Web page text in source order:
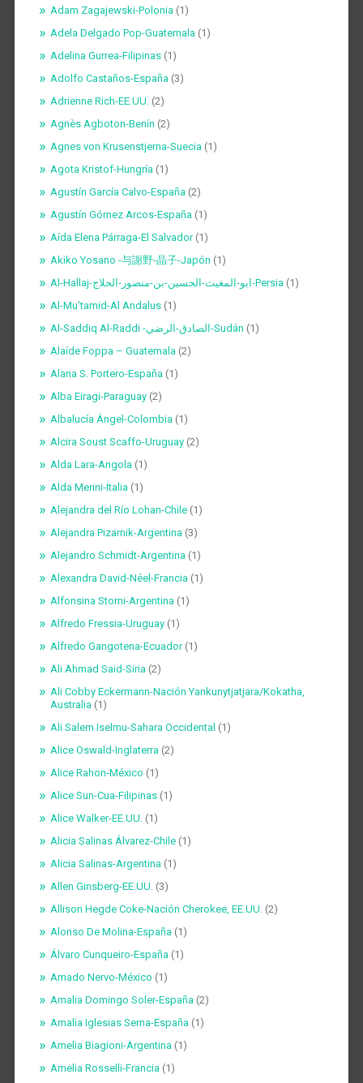
Adam Zagajewski-Polonia(1)
Adela Delgado Pop-Guatemala(1)
Adelina Gurrea-Filipinas(1)
Adolfo Castaños-España(3)
Adrienne Rich-EE.UU.(2)
Agnès Agboton-Benín (2)
Agnes von Krusenstjerna-Suecia(1)
Agota Kristof-Hungría(1)
Agustín García Calvo-España(2)
Agustín Gómez Arcos-España(1)
Aída Elena Párraga-El Salvador(1)
Akiko Yosano -与謝野-晶子-Japón (1)
Al-Hallaj-ابو-المغيث-الحسين-بن-منصور-الحلاج-Persia(1)
Al-Mu’tamid-Al Andalus(1)
Al-Saddiq Al-Raddi -الصادق-الرضي-Sudán (1)
Alaíde Foppa – Guatemala(2)
Alana S. Portero-España(1)
Alba Eiragi-Paraguay(2)
Albalucía Ángel-Colombia(1)
Alcira Soust Scaffo-Uruguay(2)
Alda Lara-Angola(1)
Alda Merini-Italia(1)
Alejandra del Río Lohan-Chile(1)
Alejandra Pizarnik-Argentina(3)
Alejandro Schmidt-Argentina(1)
Alexandra David-Néel-Francia(1)
Alfonsina Storni-Argentina(1)
Alfredo Fressia-Uruguay(1)
Alfredo Gangotena-Ecuador(1)
Ali Ahmad Said-Siria(2)
Ali Cobby Eckermann-Nación Yankunytjatjara/Kokatha,
Australia(1)
Ali Salem Iselmu-Sahara Occidental (1)
Alice Oswald-Inglaterra(2)
Alice Rahon-México (1)
Alice Sun-Cua-Filipinas(1)
Alice Walker-EE.UU.(1)
Alicia Salinas Álvarez-Chile(1)
Alicia Salinas-Argentina(1)
Allen Ginsberg-EE.UU.(3)
Allison Hegde Coke-Nación Cherokee, EE.UU.(2)
Alonso De Molina-España(1)
Álvaro Cunqueiro-España(1)
Amado Nervo-México (1)
Amalia Domingo Soler-España(2)
Amalia Iglesias Serna-España(1)
Amelia Biagioni-Argentina(1)
Amelia Rosselli-Francia(1)